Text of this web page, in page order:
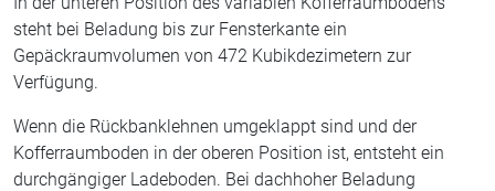
steht bei Beladung bis zur Fensterkante ein
Gepäckraumvolumen von 472 Kubikdezimetern zur
Verfügung.
Wenn die Rückbanklehnen umgeklappt sind und der
Kofferraumboden in der oberen Position ist, entsteht ein
durchgängiger Ladeboden. Bei dachhoher Beladung